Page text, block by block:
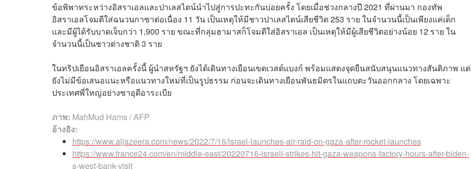
ข้อพิพาทระหว่างอิสราเอลและปาเลสไตน์นำไปสู่การปะทะกันบ่อยครั้ง โดยเมื่อช่วงกลางปี 2021 ที่ผ่านมา กองทัพ
อิสราเอลโจมตีใส่ฉนวนกาซาต่อเนื่อง 11 วัน เป็นเหตุให้มีชาวปาเลสไตน์เสียชีวิต 253 ราย ในจำนวนนี้เป็นเพียงแค่เด็ก
และมีผู้ได้รับบาดเจ็บกว่า 1,900 ราย ขณะที่กลุ่มฮามาสก็โจมตีใส่อิสราเอล เป็นเหตุให้มีผู้เสียชีวิตอย่างน้อย 12 ราย ใน
จำนวนนี้เป็นชาวต่างชาติ 3 ราย
ในทริปเยือนอิสราเอลครั้งนี้ ผู้นำสหรัฐฯ ยังได้เดินทางเยือนเขตเวสต์แบงก์ พร้อมแสดงจุดยืนสนับสนุนแนวทางสันติภาพ แต่
ยังไม่มีข้อเสนอแนะหรือแนวทางใหม่ที่เป็นรูปธรรม ก่อนจะเดินทางเยือนพันธมิตรในแถบตะวันออกกลาง โดยเฉพาะ
ประเทศพี่ใหญ่อย่างซาอุดีอาระเบีย
ภาพ: MahMud Hams / AFP
อ้างอิง:
https://www.aljazeera.com/news/2022/7/16/israel-launches-air-raid-on-gaza-after-rocket-launches
https://www.france24.com/en/middle-east/20220716-israeli-strikes-hit-gaza-weapons-factory-hours-after-biden-
s-west-bank-visit